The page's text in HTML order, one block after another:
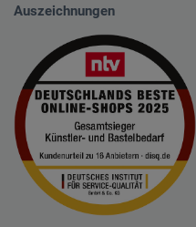
Auszeichnungen